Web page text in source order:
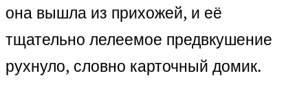
она вышла из прихожей, и её
тщательно лелеемое предвкушение
рухнуло, словно карточный домик.